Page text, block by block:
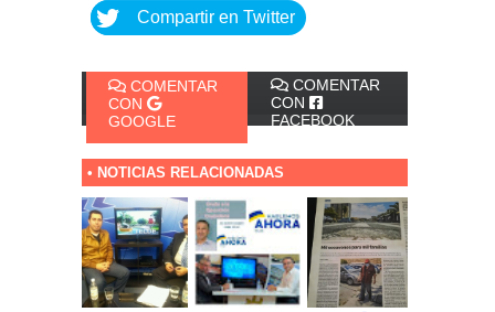
Compartir en Twitter
COMENTAR
CON
GOOGLE
COMENTAR
CON
FACEBOOK
• NOTICIAS RELACIONADAS